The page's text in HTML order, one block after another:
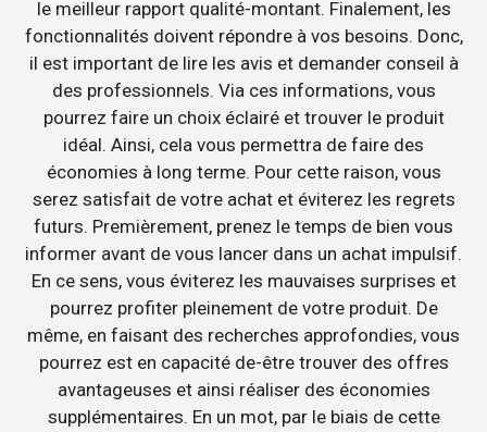
le meilleur rapport qualité-montant. Finalement, les
fonctionnalités doivent répondre à vos besoins. Donc,
il est important de lire les avis et demander conseil à
des professionnels. Via ces informations, vous
pourrez faire un choix éclairé et trouver le produit
idéal. Ainsi, cela vous permettra de faire des
économies à long terme. Pour cette raison, vous
serez satisfait de votre achat et éviterez les regrets
futurs. Premièrement, prenez le temps de bien vous
informer avant de vous lancer dans un achat impulsif.
En ce sens, vous éviterez les mauvaises surprises et
pourrez profiter pleinement de votre produit. De
même, en faisant des recherches approfondies, vous
pourrez est en capacité de-être trouver des offres
avantageuses et ainsi réaliser des économies
supplémentaires. En un mot, par le biais de cette